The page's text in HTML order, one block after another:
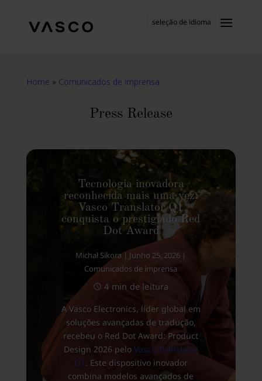
seleção de idioma
Home » Comunicados de imprensa
Press Release
Tecnologia inovadora
reconhecida mais uma vez:
Vasco Translator Q1
conquista o prestigiado Red
Dot Award
Michał Sikora| Junho 25, 2026 |
Comunicados de imprensa
4 min de leitura
A Vasco Electronics, líder global em
soluções avançadas de tradução,
recebeu o Red Dot Award: Product
Design 2026 pelo Vasco Translator
Q1 . Este dispositivo inovador
combina modelos avançados de